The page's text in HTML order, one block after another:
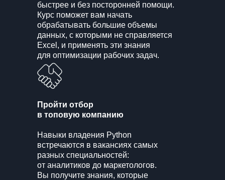
быстрее и без посторонней помощи.
Курс поможет вам начать
обрабатывать большие объемы
данных, с которыми не справляется
Excel, и применять эти знания
для оптимизации рабочих задач.
Пройти отбор
в топовую компанию
Навыки владения Python
встречаются в вакансиях самых
разных специальностей:
от аналитиков до маркетологов.
Вы получите знания, которые